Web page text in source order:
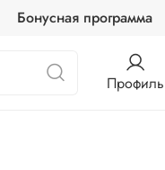
Бонусная программа
Профиль